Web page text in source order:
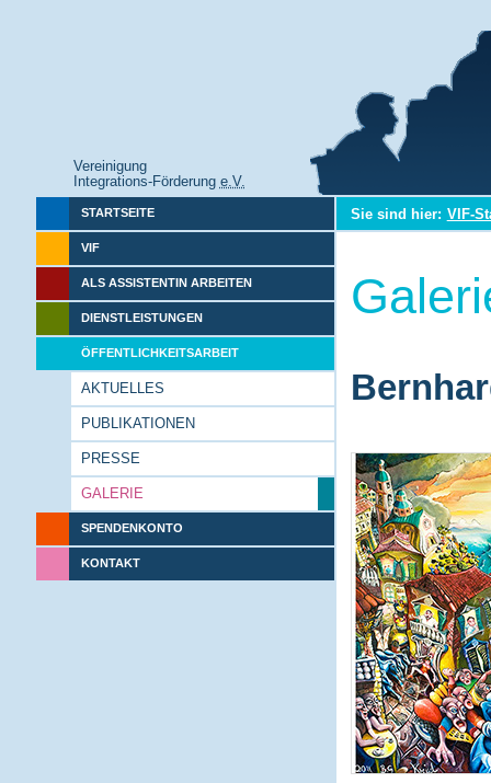
Vereinigung
Integrations-Förderung e.V.
STARTSEITE
VIF
ALS ASSISTENTIN ARBEITEN
DIENSTLEISTUNGEN
ÖFFENTLICHKEITSARBEIT
AKTUELLES
PUBLIKATIONEN
PRESSE
GALERIE
SPENDENKONTO
KONTAKT
Sie sind hier: VIF-